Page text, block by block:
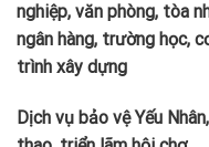
nghiệp, văn phòng, tòa
ngân hàng, trường học,
trình xây dựng
Dịch vụ bảo vệ Yếu